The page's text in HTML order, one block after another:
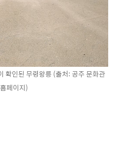
확인된 무령왕릉 (출처: 공주 문화관
페이지)